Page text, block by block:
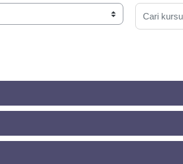
Cari kursus